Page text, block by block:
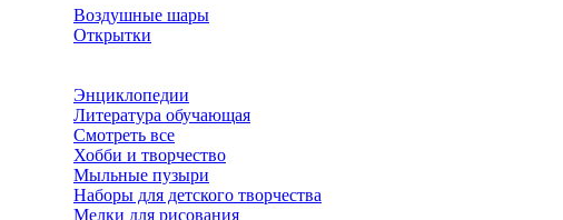
Воздушные шары
Открытки
Энциклопедии
Литература обучающая
Смотреть все
Хобби и творчество
Мыльные пузыри
Наборы для детского творчества
Мелки для рисования